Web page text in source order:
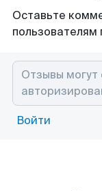
Оставьте
Войти